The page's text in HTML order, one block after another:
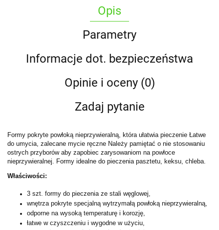
Opis
Parametry
Informacje dot. bezpieczeństwa
Opinie i oceny (0)
Zadaj pytanie
Formy pokryte powłoką nieprzywieralną, która ułatwia pieczenie Łatwe
do umycia, zalecane mycie ręczne Należy pamiętać o nie stosowaniu
ostrych przyborów aby zapobiec zarysowaniom na powłoce
nieprzywieralnej. Formy idealne do pieczenia pasztetu, keksu, chleba.
Właściwości:
3 szt. formy do pieczenia ze stali węglowej,
wnętrza pokryte specjalną wytrzymałą powłoką nieprzywieralną,
odporne na wysoką temperaturę i korozję,
łatwe w czyszczeniu i wygodne w użyciu,